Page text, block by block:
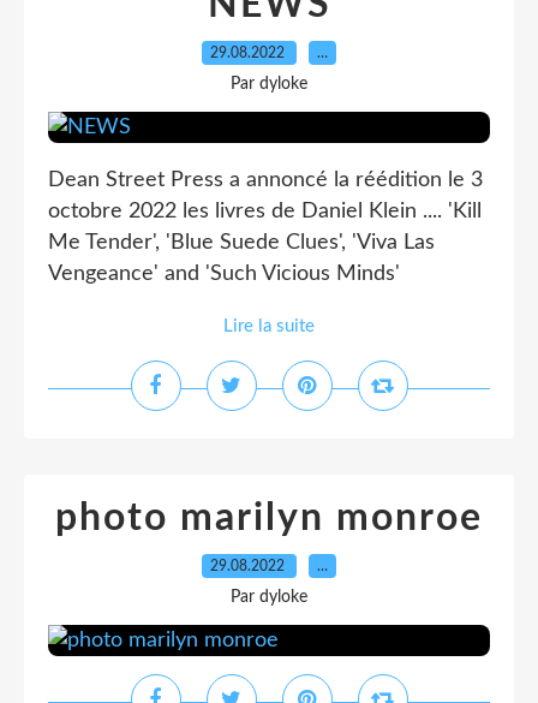
29.08.2022 …
Par dyloke
Dean Street Press a annoncé la réédition le 3
octobre 2022 les livres de Daniel Klein .... 'Kill
Me Tender', 'Blue Suede Clues', 'Viva Las
Vengeance' and 'Such Vicious Minds'
Lire la suite
photo marilyn monroe
29.08.2022 …
Par dyloke